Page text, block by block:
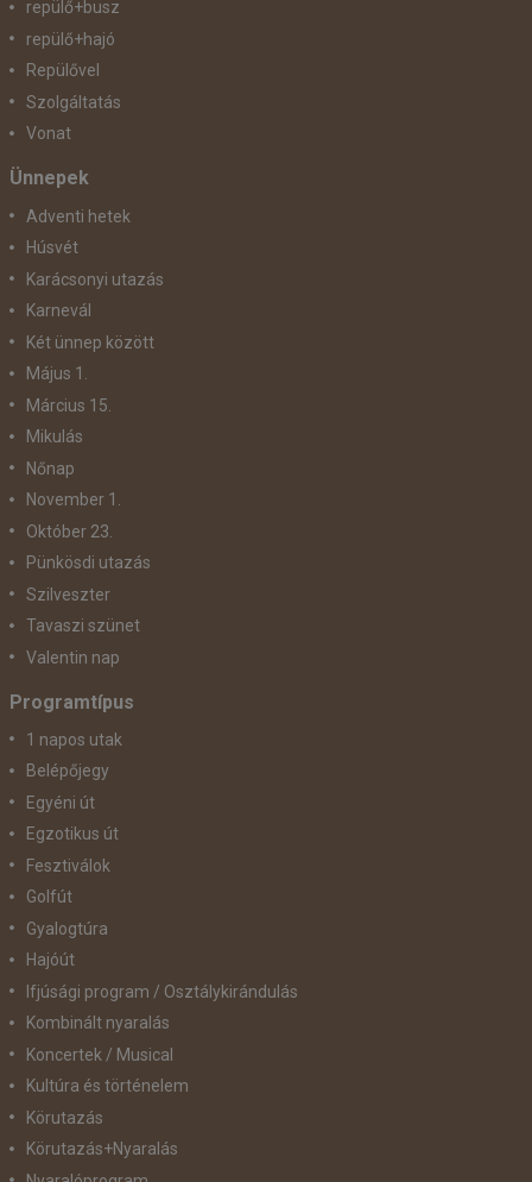
repülő+busz
repülő+hajó
Repülővel
Szolgáltatás
Vonat
Ünnepek
Adventi hetek
Húsvét
Karácsonyi utazás
Karnevál
Két ünnep között
Május 1.
Március 15.
Mikulás
Nőnap
November 1.
Október 23.
Pünkösdi utazás
Szilveszter
Tavaszi szünet
Valentin nap
Programtípus
1 napos utak
Belépőjegy
Egyéni út
Egzotikus út
Fesztiválok
Golfút
Gyalogtúra
Hajóút
Ifjúsági program / Osztálykirándulás
Kombinált nyaralás
Koncertek / Musical
Kultúra és történelem
Körutazás
Körutazás+Nyaralás